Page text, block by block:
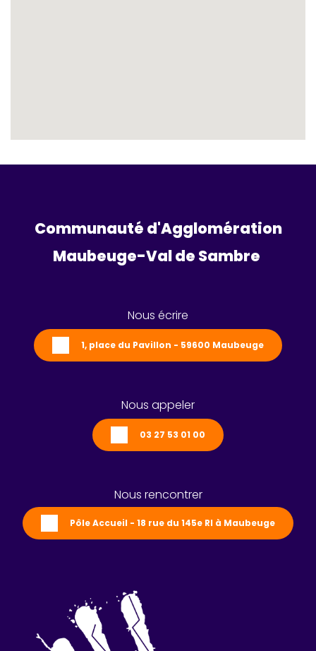
Communauté d'Agglomération
Maubeuge-Val de Sambre
Nous écrire
1, place du Pavillon - 59600 Maubeuge
Nous appeler
03 27 53 01 00
Nous rencontrer
Pôle Accueil - 18 rue du 145e RI à Maubeuge